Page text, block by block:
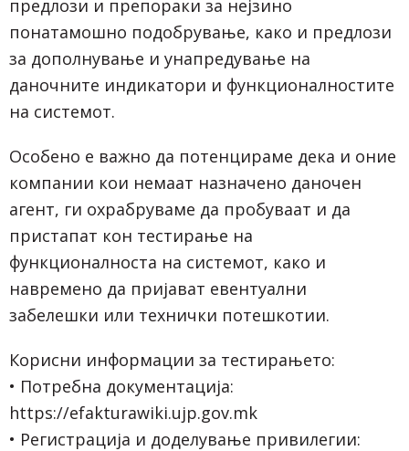
предлози и препораки за нејзино
понатамошно подобрување, како и предлози
за дополнување и унапредување на
даночните индикатори и функционалностите
на системот.
Особено е важно да потенцираме дека и оние
компании кои немаат назначено даночен
агент, ги охрабруваме да пробуваат и да
пристапат кон тестирање на
функционалноста на системот, како и
навремено да пријават евентуални
забелешки или технички потешкотии.
Корисни информации за тестирањето:
• Потребна документација:
https://efakturawiki.ujp.gov.mk
• Регистрација и доделување привилегии: